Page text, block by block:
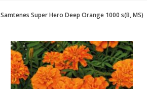
Samtenes Super Hero Deep Orange 1000 s(B, MS)